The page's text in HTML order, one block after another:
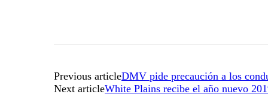
Previous articleDMV pide precaución a los
Next articleWhite Plains recibe el año nuevo